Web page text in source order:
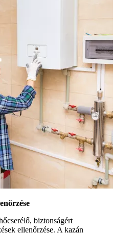
biztonságért
ellenőrzése. A kazán